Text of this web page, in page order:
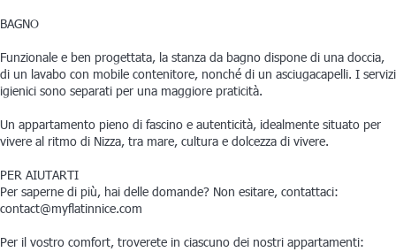
BAGNO
Funzionale e ben progettata, la stanza da bagno dispone di una doccia,
di un lavabo con mobile contenitore, nonché di un asciugacapelli. I servizi
igienici sono separati per una maggiore praticità.
Un appartamento pieno di fascino e autenticità, idealmente situato per
vivere al ritmo di Nizza, tra mare, cultura e dolcezza di vivere.
PER AIUTARTI
Per saperne di più, hai delle domande? Non esitare, contattaci:
contact@myflatinnice.com
Per il vostro comfort, troverete in ciascuno dei nostri appartamenti: